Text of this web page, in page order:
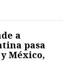
a
pasa
México,